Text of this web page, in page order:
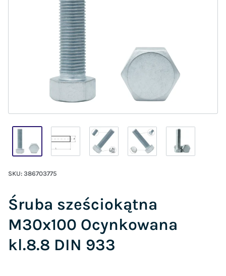
SKU: 386703775
Śruba sześciokątna
M30x100 Ocynkowana
kl.8.8 DIN 933